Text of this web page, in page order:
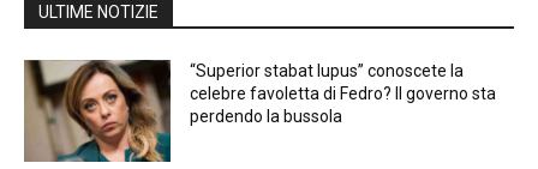
ULTIME NOTIZIE
“Superior stabat lupus” conoscete la
celebre favoletta di Fedro? Il governo sta
perdendo la bussola